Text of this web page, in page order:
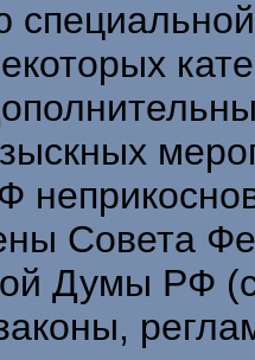
Совета
Думы РФ